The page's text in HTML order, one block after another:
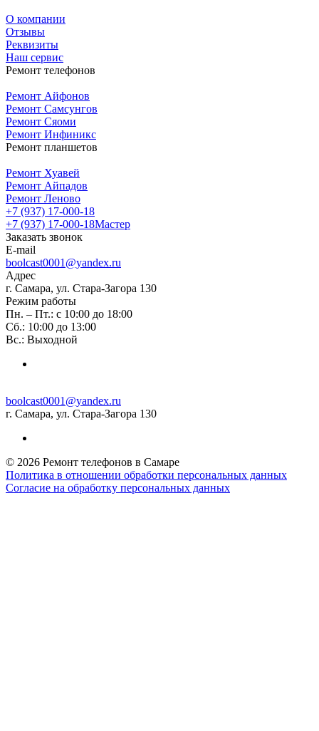
О компании
Отзывы
Реквизиты
Наш сервис
Ремонт телефонов
Ремонт Айфонов
Ремонт Самсунгов
Ремонт Сяоми
Ремонт Инфиникс
Ремонт планшетов
Ремонт Хуавей
Ремонт Айпадов
Ремонт Леново
+7 (937) 17-000-18
+7 (937) 17-000-18Мастер
Заказать звонок
E-mail
boolcast0001@yandex.ru
Адрес
г. Самара, ул. Стара-Загора 130
Режим работы
Пн. – Пт.: с 10:00 до 18:00
Сб.: 10:00 до 13:00
Вс.: Выходной
boolcast0001@yandex.ru
г. Самара, ул. Стара-Загора 130
© 2026 Ремонт телефонов в Самаре
Политика в отношении обработки персональных данных
Согласие на обработку персональных данных